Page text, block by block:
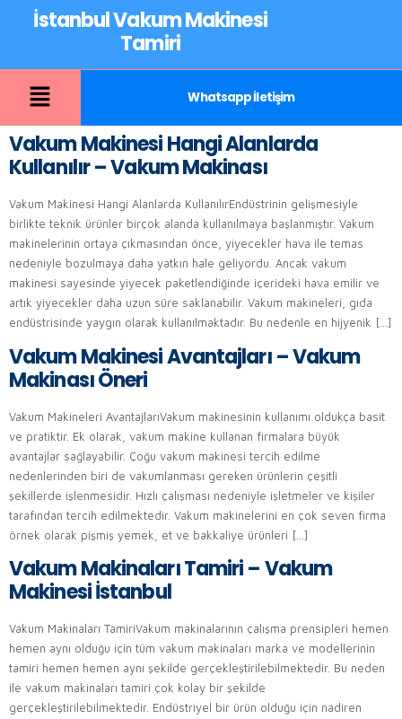
İstanbul Vakum Makinesi
Tamiri
Whatsapp İletişim
Vakum Makinesi Hangi Alanlarda
Kullanılır – Vakum Makinası
Vakum Makinesi Hangi Alanlarda KullanılırEndüstrinin gelişmesiyle
birlikte teknik ürünler birçok alanda kullanılmaya başlanmıştır. Vakum
makinelerinin ortaya çıkmasından önce, yiyecekler hava ile temas
nedeniyle bozulmaya daha yatkın hale geliyordu. Ancak vakum
makinesi sayesinde yiyecek paketlendiğinde içerideki hava emilir ve
artık yiyecekler daha uzun süre saklanabilir. Vakum makineleri, gıda
endüstrisinde yaygın olarak kullanılmaktadır. Bu nedenle en hijyenik […]
Vakum Makinesi Avantajları – Vakum
Makinası Öneri
Vakum Makineleri AvantajlarıVakum makinesinin kullanımı oldukça basit
ve pratiktir. Ek olarak, vakum makine kullanan firmalara büyük
avantajlar sağlayabilir. Çoğu vakum makinesi tercih edilme
nedenlerinden biri de vakumlanması gereken ürünlerin çeşitli
şekillerde işlenmesidir. Hızlı çalışması nedeniyle işletmeler ve kişiler
tarafından tercih edilmektedir. Vakum makinelerini en çok seven firma
örnek olarak pişmiş yemek, et ve bakkaliye ürünleri […]
Vakum Makinaları Tamiri – Vakum
Makinesi İstanbul
Vakum Makinaları TamiriVakum makinalarının çalışma prensipleri hemen
hemen aynı olduğu için tüm vakum makinaları marka ve modellerinin
tamiri hemen hemen aynı şekilde gerçekleştirilebilmektedir. Bu neden
ile vakum makinaları tamiri çok kolay bir şekilde
gerçekleştirilebilmektedir. Endüstriyel bir ürün olduğu için nadiren